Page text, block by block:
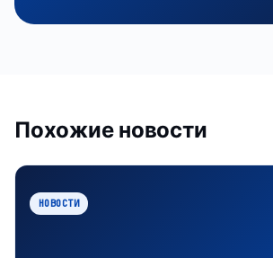
Похожие новости
НОВОСТИ